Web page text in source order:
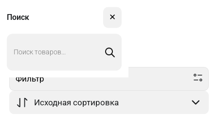
Поиск ✕
в Алматы
Фильтр